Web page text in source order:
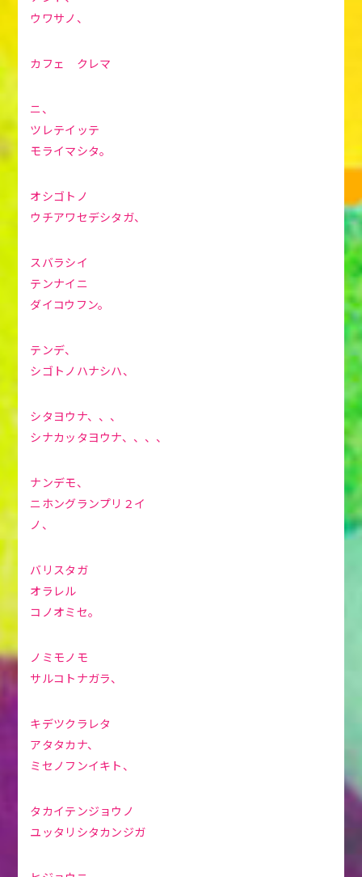
ウワサノ、
カフェ クレマ
ニ、
ツレテイッテ
モライマシタ。
オシゴトノ
ウチアワセデシタガ、
スバラシイ
テンナイニ
ダイコウフン。
テンデ、
シゴトノハナシハ、
シタヨウナ、、、
シナカッタヨウナ、、、、
ナンデモ、
ニホングランプリ２イ
ノ、
バリスタガ
オラレル
コノオミセ。
ノミモノモ
サルコトナガラ、
キデツクラレタ
アタタカナ、
ミセノフンイキト、
タカイテンジョウノ
ユッタリシタカンジガ